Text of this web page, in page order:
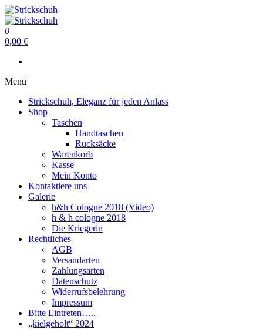
Zum
Inhalt
springen
Strickschuh
Strickschuh
0
0,00 €
Menü
Strickschuh, Eleganz für jeden Anlass
Shop
Taschen
Handtaschen
Rucksäcke
Warenkorb
Kasse
Mein Konto
Kontaktiere uns
Galerie
h&h Cologne 2018 (Video)
h & h cologne 2018
Die Kriegerin
Rechtliches
AGB
Versandarten
Zahlungsarten
Datenschutz
Widerrufsbelehrung
Impressum
Bitte Eintreten…..
„kielgeholt“ 2024